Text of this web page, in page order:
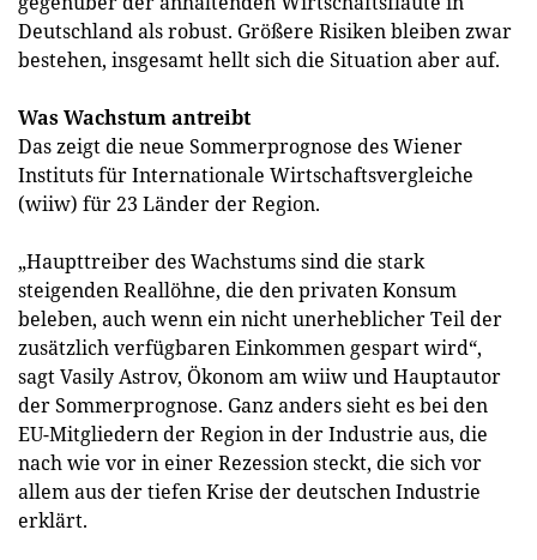
Deutschland als robust. Größere Risiken bleiben zwar
bestehen, insgesamt hellt sich die Situation aber auf.
Was Wachstum antreibt
Das zeigt die neue Sommerprognose des Wiener
Instituts für Internationale Wirtschaftsvergleiche
(wiiw) für 23 Länder der Region.
„Haupttreiber des Wachstums sind die stark
steigenden Reallöhne, die den privaten Konsum
beleben, auch wenn ein nicht unerheblicher Teil der
zusätzlich verfügbaren Einkommen gespart wird“,
sagt Vasily Astrov, Ökonom am wiiw und Hauptautor
der Sommerprognose. Ganz anders sieht es bei den
EU-Mitgliedern der Region in der Industrie aus, die
nach wie vor in einer Rezession steckt, die sich vor
allem aus der tiefen Krise der deutschen Industrie
erklärt.